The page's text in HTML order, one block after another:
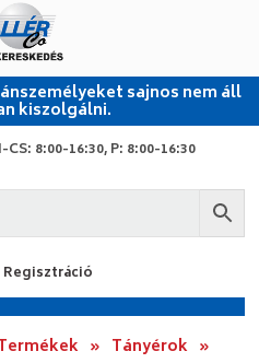
sajnos nem áll
kiszolgálni.
CS: 8:00-16:30, P: 8:00-16:30
Regisztráció
» Tányérok »